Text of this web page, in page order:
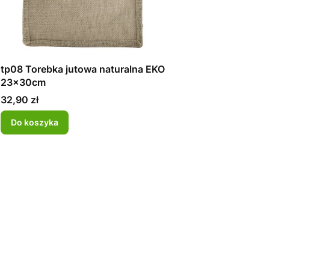
tp08 Torebka jutowa naturalna EKO
23x30cm
Cena
32,90 zł
Do koszyka